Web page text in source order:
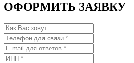
ОФОРМИТЬ ЗАЯВКУ